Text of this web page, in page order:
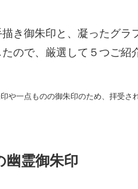
き御朱印と、凝ったグラ
ので、厳選して５つご紹
一点ものの御朱印のため、拝受さ
幽霊御朱印